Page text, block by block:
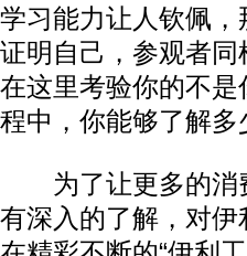
学习能力让人钦佩，
证明自己，参观者
在这里考验你的不
程中，你能够了解
为了让更多的消
有深入的了解，对